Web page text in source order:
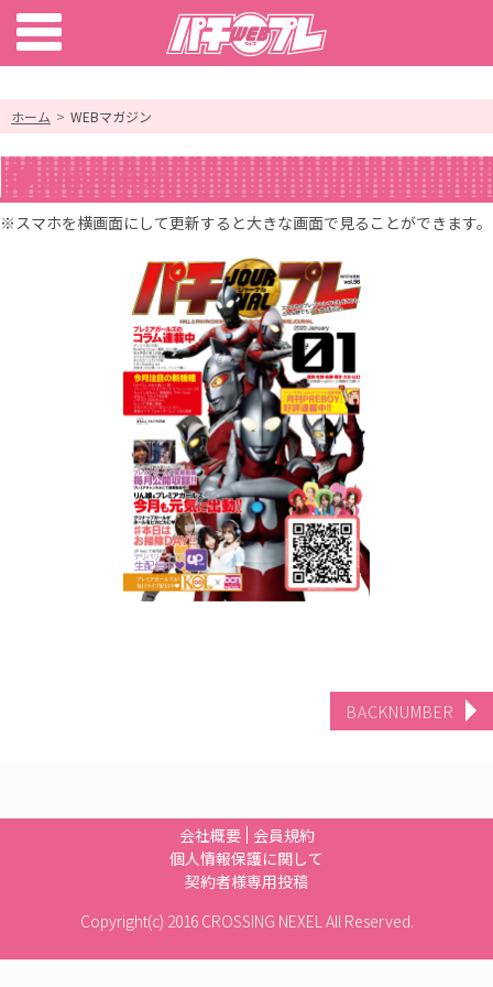
ホーム WEBマガジン
WEBマガジン
※スマホを横画面にして更新すると大きな画面で見ることができます。
BACKNUMBER
会社概要
会員規約
個人情報保護に関して
契約者様専用投稿
Copyright(c) 2016 CROSSING NEXEL All Reserved.